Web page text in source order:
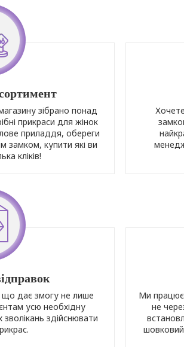
зібрано понад
прикраси для жінок
приладдя, обереги
замком, купити які ви
кліків!
дає змогу не лише
усю необхідну
здійснювати
Ми
не
шовковий